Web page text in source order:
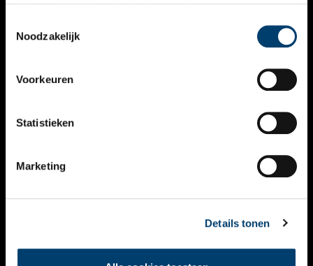
Noodzakelijk
Voorkeuren
Statistieken
Marketing
Details tonen
VERHALEN
KALENDER
THEMA’S
VIDEO’S
CONTACT